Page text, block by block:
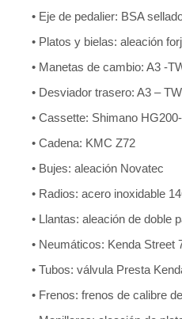
• Eje de pedalier: BSA
• Platos y bielas: aleación
• Manetas de cambio: A3 -
• Desviador trasero: A3 –
• Cassette: Shimano
• Cadena: KMC Z72
• Bujes: aleación Novatec
• Radios: acero inoxidable
• Llantas: aleación de doble
• Neumáticos: Kenda Street
• Tubos: válvula Presta
• Frenos: frenos de calibre